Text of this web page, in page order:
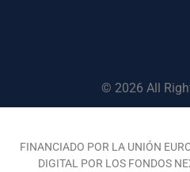
© 2026 All
FINANCIADO POR LA UNIÓN
DIGITAL POR LOS FONDOS